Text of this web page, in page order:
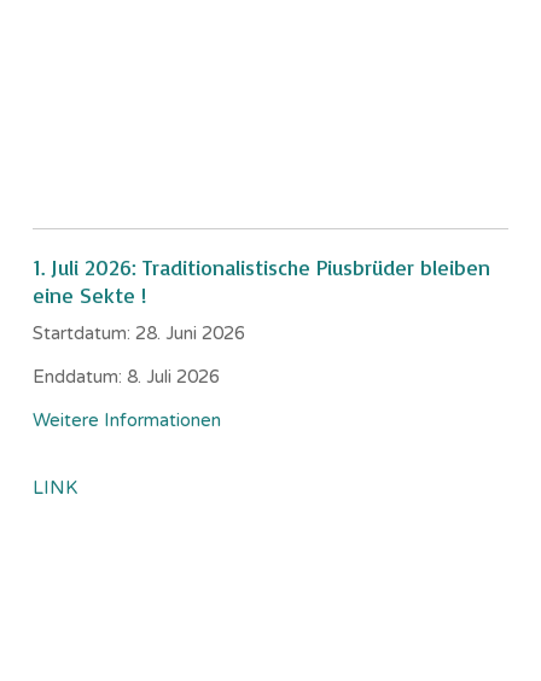
1. Juli 2026: Traditionalistische Piusbrüder bleiben
eine Sekte !
Startdatum: 28. Juni 2026
Enddatum: 8. Juli 2026
Weitere Informationen
LINK